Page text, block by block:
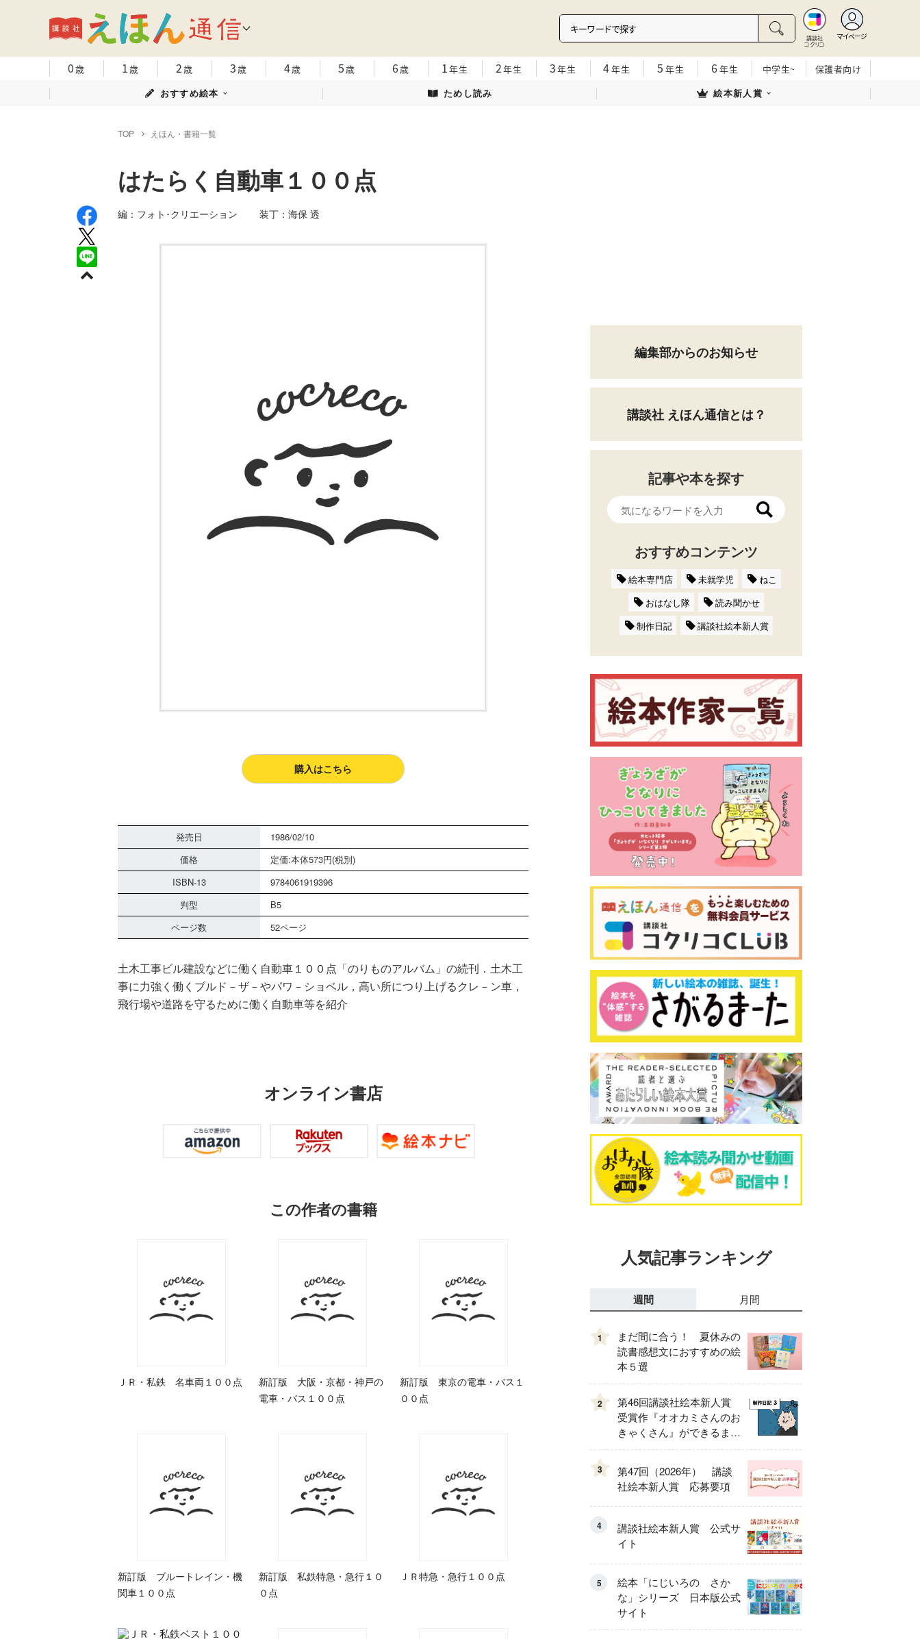
講談社
コクリコ
マイページ
0歳 1歳 2歳 3歳 4歳 5歳 6歳 1年生 2年生 3年生 4年生 5 年生 6 年生 中学生~
保護者向け
おすすめ絵本
ためし読み 絵本新人賞
TOP えほん・書籍一覧
はたらく自動車１００点
編：フォト･クリエーション 装丁：海保 透
購入はこちら
発売日
1986/02/10
価格
定価:本体573円(税別)
ISBN-13
9784061919396
判型
B5
ページ数
52ページ
土木工事ビル建設などに働く自動車１００点「のりものアルバム」の続刊．土木工
事に力強く働くブルド－ザ－やパワ－ショベル，高い所につり上げるクレ－ン車，
飛行場や道路を守るために働く自動車等を紹介
オンライン書店
この作者の書籍
ＪＲ・私鉄 名車両１００点
新訂版 大阪・京都・神戸の
電車・バス１００点
新訂版 東京の電車・バス１
００点
新訂版 ブルートレイン・機
関車１００点
新訂版 私鉄特急・急行１０
０点
ＪＲ特急・急行１００点
編集部からのお知らせ
講談社 えほん通信とは？
記事や本を探す
おすすめコンテンツ
絵本専門店 未就学児
ねこ
おはなし隊
読み聞かせ
制作日記
講談社絵本新人賞
人気記事ランキング
週間 月間
1
まだ間に合う！ 夏休みの
読書感想文におすすめの絵
本５選
2
第46回講談社絵本新人賞
受賞作『オオカミさんのお
きゃくさん』ができるまで
③
3
第47回（2026年） 講談
社絵本新人賞 応募要項
4
講談社絵本新人賞 公式サ
イト
5
絵本「にじいろの さか
な」シリーズ 日本版公式
サイト